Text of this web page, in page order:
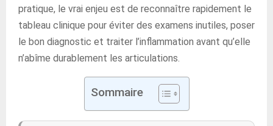
pratique, le vrai enjeu est de reconnaître rapidement le
tableau clinique pour éviter des examens inutiles, poser
le bon diagnostic et traiter l’inflammation avant qu’elle
n’abîme durablement les articulations.
Sommaire